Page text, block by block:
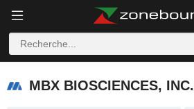
MBX BIOSCIENCES, INC.
MBX BIOSCIENCES, INC.